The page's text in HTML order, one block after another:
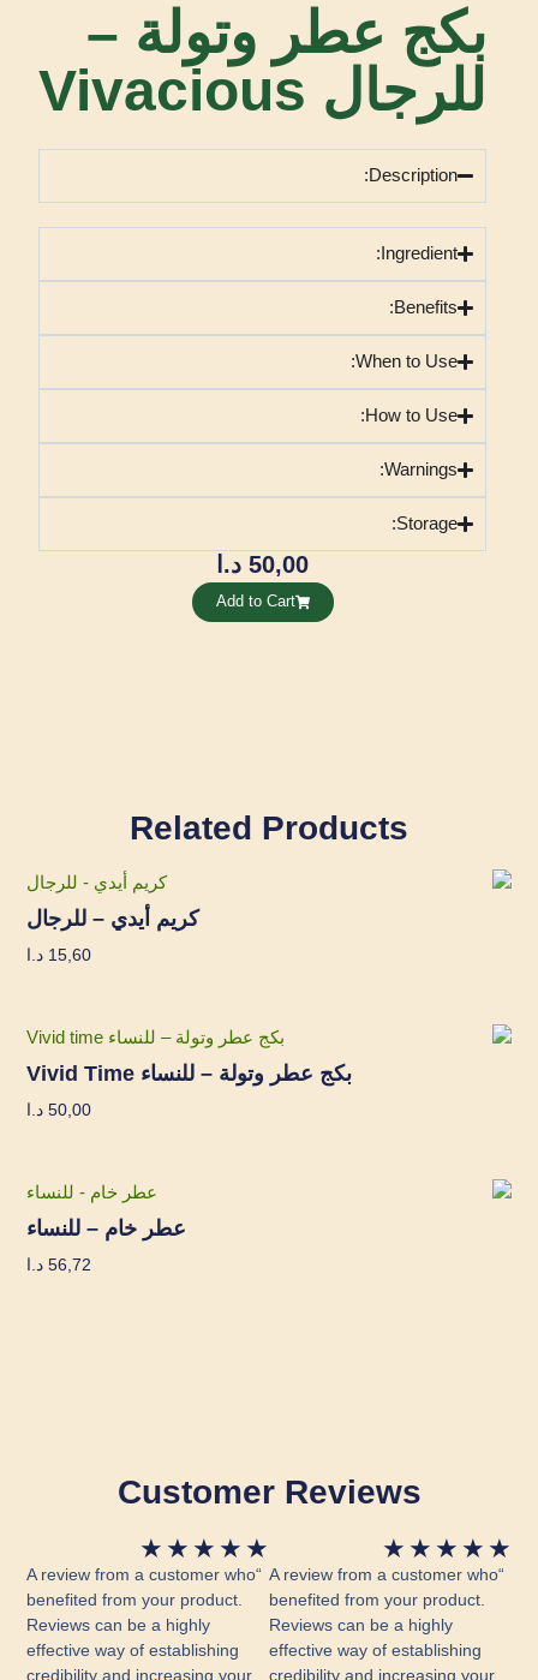
بكج عطر وتولة –
للرجال Vivacious
Description:
Ingredient:
Benefits:
When to Use:
How to Use:
Warnings:
Storage:
50,00 د.ا
Add to Cart
Related Products
كريم أيدي – للرجال
15,60 د.ا
بكج عطر وتولة – للنساء Vivid Time
50,00 د.ا
عطر خام – للنساء
56,72 د.ا
Customer Reviews
★
★
★
★
★
5
out
of
5
“A review from a customer who
benefited from your product.
Reviews can be a highly
effective way of establishing
credibility and increasing your
★
★
★
★
★
5
out
of
5
“A review from a customer who
benefited from your product.
Reviews can be a highly
effective way of establishing
credibility and increasing your